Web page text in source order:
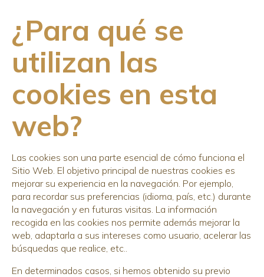
¿Para qué se
utilizan las
cookies en esta
web?
Las cookies son una parte esencial de cómo funciona el
Sitio Web. El objetivo principal de nuestras cookies es
mejorar su experiencia en la navegación. Por ejemplo,
para recordar sus preferencias (idioma, país, etc.) durante
la navegación y en futuras visitas. La información
recogida en las cookies nos permite además mejorar la
web, adaptarla a sus intereses como usuario, acelerar las
búsquedas que realice, etc..
En determinados casos, si hemos obtenido su previo